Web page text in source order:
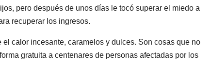
pero después de unos días le tocó superar el miedo a
recuperar los ingresos.
calor incesante, caramelos y dulces. Son cosas que no
gratuita a centenares de personas afectadas por los